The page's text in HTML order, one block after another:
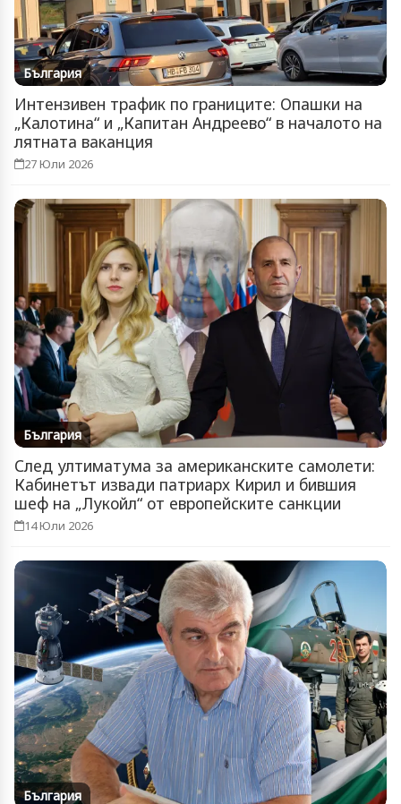
България
Интензивен трафик по границите: Опашки на
„Калотина“ и „Капитан Андреево“ в началото на
лятната ваканция
27 Юли 2026
България
След ултиматума за американските самолети:
Кабинетът извади патриарх Кирил и бившия
шеф на „Лукойл“ от европейските санкции
14 Юли 2026
България